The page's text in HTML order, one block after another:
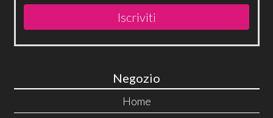
Iscriviti
Negozio
Home